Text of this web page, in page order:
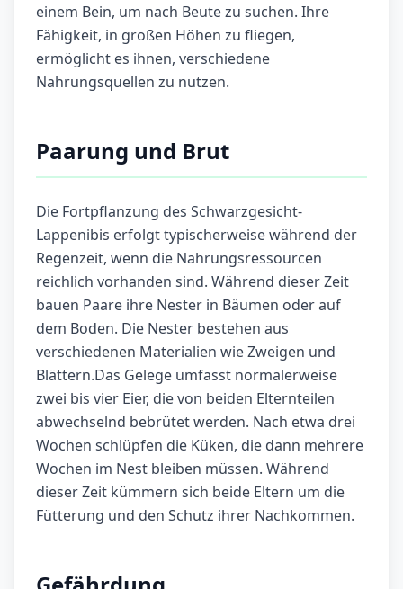
einem Bein, um nach Beute zu suchen. Ihre
Fähigkeit, in großen Höhen zu fliegen,
ermöglicht es ihnen, verschiedene
Nahrungsquellen zu nutzen.
Paarung und Brut
Die Fortpflanzung des Schwarzgesicht-
Lappenibis erfolgt typischerweise während der
Regenzeit, wenn die Nahrungsressourcen
reichlich vorhanden sind. Während dieser Zeit
bauen Paare ihre Nester in Bäumen oder auf
dem Boden. Die Nester bestehen aus
verschiedenen Materialien wie Zweigen und
Blättern.Das Gelege umfasst normalerweise
zwei bis vier Eier, die von beiden Elternteilen
abwechselnd bebrütet werden. Nach etwa drei
Wochen schlüpfen die Küken, die dann mehrere
Wochen im Nest bleiben müssen. Während
dieser Zeit kümmern sich beide Eltern um die
Fütterung und den Schutz ihrer Nachkommen.